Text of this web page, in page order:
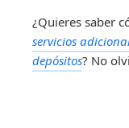
¿Quieres saber
servicios
depósitos? No